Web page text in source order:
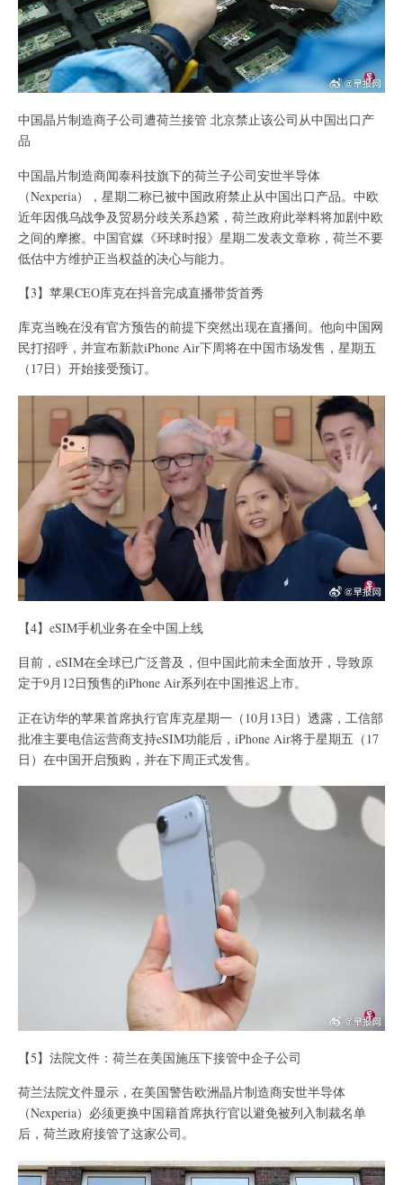
中国晶片制造商子公司遭荷兰接管 北京禁止该公司从中国出口产
品
中国晶片制造商闻泰科技旗下的荷兰子公司安世半导体
（Nexperia），星期二称已被中国政府禁止从中国出口产品。中欧
近年因俄乌战争及贸易分歧关系趋紧，荷兰政府此举料将加剧中欧
之间的摩擦。中国官媒《环球时报》星期二发表文章称，荷兰不要
低估中方维护正当权益的决心与能力。
【3】苹果CEO库克在抖音完成直播带货首秀
库克当晚在没有官方预告的前提下突然出现在直播间。他向中国网
民打招呼，并宣布新款iPhone Air下周将在中国市场发售，星期五
（17日）开始接受预订。
【4】eSIM手机业务在全中国上线
目前，eSIM在全球已广泛普及，但中国此前未全面放开，导致原
定于9月12日预售的iPhone Air系列在中国推迟上市。
正在访华的苹果首席执行官库克星期一（10月13日）透露，工信部
批准主要电信运营商支持eSIM功能后，iPhone Air将于星期五（17
日）在中国开启预购，并在下周正式发售。
【5】法院文件：荷兰在美国施压下接管中企子公司
荷兰法院文件显示，在美国警告欧洲晶片制造商安世半导体
（Nexperia）必须更换中国籍首席执行官以避免被列入制裁名单
后，荷兰政府接管了这家公司。